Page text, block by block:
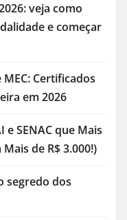
veja como
e começar
Certificados
em 2026
e SENAC que Mais
de R$ 3.000!)
segredo dos